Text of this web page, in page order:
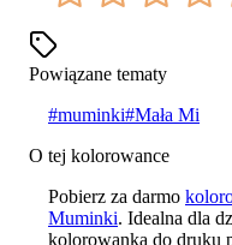
Powiązane tematy
#muminki#Mała Mi
O tej kolorowance
Pobierz za darmo
Muminki. Idealna dla
kolorowanka do druku